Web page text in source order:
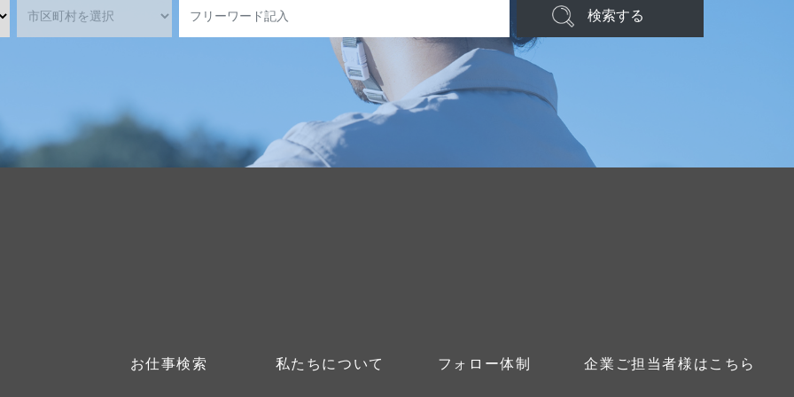
検索する
お仕事検索 私たちについて フォロー体制 企業ご担当者様はこちら